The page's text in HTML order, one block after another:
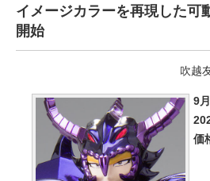
イメージカラーを再現した可
開始
吹越
9
価